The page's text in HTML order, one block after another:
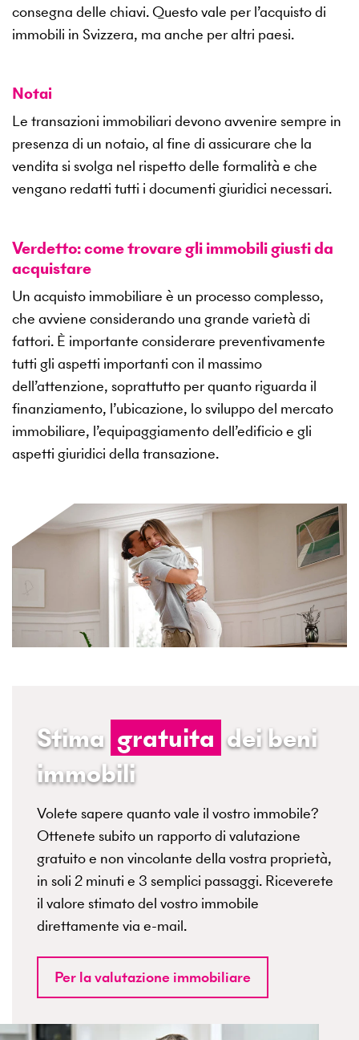
consegna delle chiavi. Questo vale per l’acquisto di
immobili in Svizzera, ma anche per altri paesi.
Notai
Le transazioni immobiliari devono avvenire sempre in
presenza di un notaio, al fine di assicurare che la
vendita si svolga nel rispetto delle formalità e che
vengano redatti tutti i documenti giuridici necessari.
Verdetto: come trovare gli immobili giusti da
acquistare
Un acquisto immobiliare è un processo complesso,
che avviene considerando una grande varietà di
fattori. È importante considerare preventivamente
tutti gli aspetti importanti con il massimo
dell’attenzione, soprattutto per quanto riguarda il
finanziamento, l’ubicazione, lo sviluppo del mercato
immobiliare, l’equipaggiamento dell’edificio e gli
aspetti giuridici della transazione.
Stima gratuita dei beni
immobili
Volete sapere quanto vale il vostro immobile?
Ottenete subito un rapporto di valutazione
gratuito e non vincolante della vostra proprietà,
in soli 2 minuti e 3 semplici passaggi. Riceverete
il valore stimato del vostro immobile
direttamente via e-mail.
Per la valutazione immobiliare